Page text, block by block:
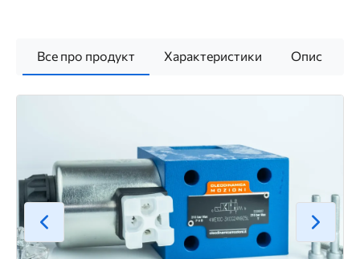
Все про продукт Характеристики Опис